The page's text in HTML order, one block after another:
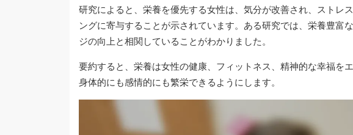
研究によると、栄養を優先する女性は、気分が改善され、ストレ
ングに寄与することが示されています。ある研究では、栄養豊富
ジの向上と相関していることがわかりました。
要約すると、栄養は女性の健康、フィットネス、精神的な幸福を
身体的にも感情的にも繁栄できるようにします。